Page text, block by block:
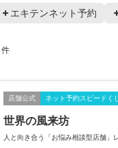
エキテンネット予約
件
店舗公式 ネット予約スピードく
世界の風来坊
人と向き合う「お悩み相談型店舗」